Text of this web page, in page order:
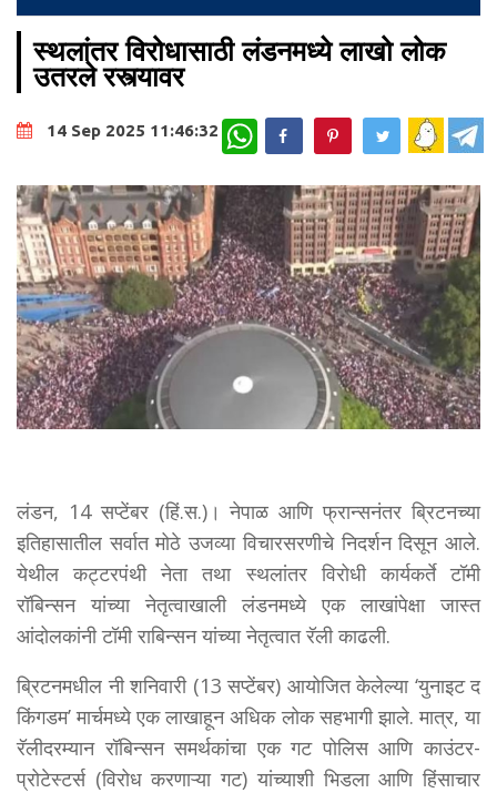
स्थलांतर विरोधासाठी लंडनमध्ये लाखो लोक
उतरले रस्त्यावर
14 Sep 2025 11:46:32 WhatsApp
लंडन, 14 सप्टेंबर (हिं.स.)। नेपाळ आणि फ्रान्सनंतर ब्रिटनच्या
इतिहासातील सर्वात मोठे उजव्या विचारसरणीचे निदर्शन दिसून आले.
येथील कट्टरपंथी नेता तथा स्थलांतर विरोधी कार्यकर्ते टॉमी
रॉबिन्सन यांच्या नेतृत्वाखाली लंडनमध्ये एक लाखांपेक्षा जास्त
आंदोलकांनी टॉमी राबिन्सन यांच्या नेतृत्वात रॅली काढली.
ब्रिटनमधील नी शनिवारी (13 सप्टेंबर) आयोजित केलेल्या ‘युनाइट द
किंगडम’ मार्चमध्ये एक लाखाहून अधिक लोक सहभागी झाले. मात्र, या
रॅलीदरम्यान रॉबिन्सन समर्थकांचा एक गट पोलिस आणि काउंटर-
प्रोटेस्टर्स (विरोध करणाऱ्या गट) यांच्याशी भिडला आणि हिंसाचार